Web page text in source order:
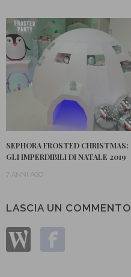
SEPHORA FROSTED CHRISTMAS:
GLI IMPERDIBILI DI NATALE 2019
7 ANNI AGO
LASCIA UN COMMENTO